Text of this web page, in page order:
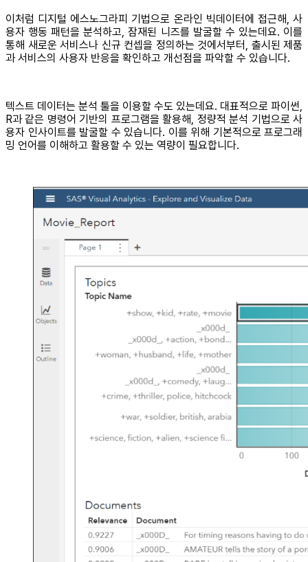
이처럼 디지털 에스노그라피 기법으로 온라인 빅데이터에 접근해, 사
용자 행동 패턴을 분석하고, 잠재된 니즈를 발굴할 수 있는데요. 이를
통해 새로운 서비스나 신규 컨셉을 정의하는 것에서부터, 출시된 제품
과 서비스의 사용자 반응을 확인하고 개선점을 파악할 수 있습니다.
텍스트 데이터는 분석 툴을 이용할 수도 있는데요. 대표적으로 파이썬,
R과 같은 명령어 기반의 프로그램을 활용해, 정량적 분석 기법으로 사
용자 인사이트를 발굴할 수 있습니다. 이를 위해 기본적으로 프로그래
밍 언어를 이해하고 활용할 수 있는 역량이 필요합니다.